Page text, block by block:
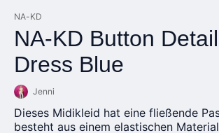
NA-KD
NA-KD Button
Dress Blue
Jenni
Dieses Midikleid hat eine fließende
besteht aus einem elastischen